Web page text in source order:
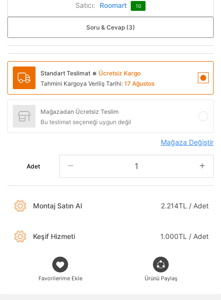
Satıcı: Roomart 10
Soru & Cevap (3)
Standart Teslimat ● Ücretsiz Kargo
Tahmini Kargoya Veriliş Tarihi: 17 Ağustos
Mağazadan Ücretsiz Teslim
Bu teslimat seçeneği uygun değil
Mağaza Değiştir
Adet
Montaj Satın Al 2.214TL / Adet
Keşif Hizmeti 1.000TL / Adet
Favorilerime Ekle Ürünü Paylaş